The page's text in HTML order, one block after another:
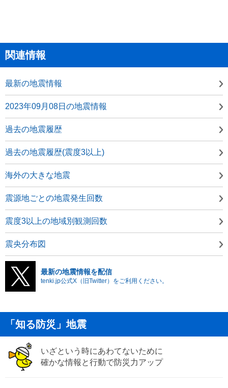
関連情報
最新の地震情報
2023年09月08日の地震情報
過去の地震履歴
過去の地震履歴(震度3以上)
海外の大きな地震
震源地ごとの地震発生回数
震度3以上の地域別観測回数
震央分布図
最新の地震情報を配信
tenki.jp公式X（旧Twitter）をご利用ください。
「知る防災」地震
いざという時にあわてないために
確かな情報と行動で防災力アップ